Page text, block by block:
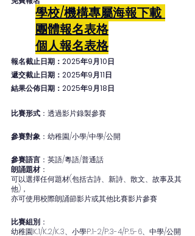
學校/機構專屬海報下載
團體報名表格
個人報名表格
報名截止日期：2025年9月10日
遞交截止日期：2025年9月11日
結果公佈日期：2025年9月18日
比賽形式 ：透過影片錄製參賽
參賽對象 ：幼稚園/小學/中學/公開
參賽語言 ：英語/粵語/普通話
朗誦題材：
可以選擇任何題材(包括古詩、新詩、散文、故事及其
他)，
亦可使用校際朗誦節影片或其他比賽影片參賽
比賽組別 ：
幼稚園K.1/K.2/K.3、小學P.1-2/P.3-4/P.5-6、中學/公開